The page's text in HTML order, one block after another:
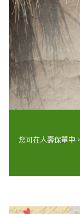
您可在人壽保單中